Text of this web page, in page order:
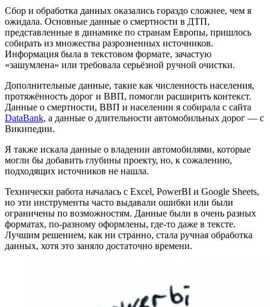
Сбор и обработка данных оказались гораздо сложнее, чем я
ожидала. Основные данные о смертности в ДТП,
представленные в динамике по странам Европы, пришлось
собирать из множества разрозненных источников.
Информация была в текстовом формате, зачастую
«зашумлена» или требовала серьёзной ручной очистки.
Дополнительные данные, такие как численность населения,
протяжённость дорог и ВВП, помогли расширить контекст.
Данные о смертности, ВВП и населении я собирала с сайта
DataBank, а данные о длительности автомобильных дорог — с
Википедии.
Я также искала данные о владении автомобилями, которые
могли бы добавить глубины проекту, но, к сожалению,
подходящих источников не нашла.
Технически работа началась с Excel, PowerBI и Google Sheets,
но эти инструменты часто выдавали ошибки или были
ограничены по возможностям. Данные были в очень разных
форматах, по-разному оформлены, где-то даже в тексте.
Лучшим решением, как ни странно, стала ручная обработка
данных, хотя это заняло достаточно времени.